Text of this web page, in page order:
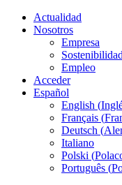
Actualidad
Nosotros
Empresa
Sostenibilidad
Empleo
Acceder
Español
English (
Français (
Deutsch (
Italiano
Polski (
Português (